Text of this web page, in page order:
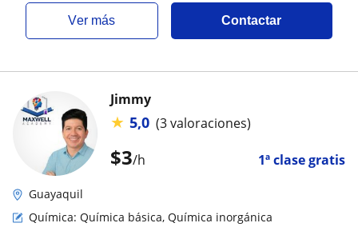
ver más Contactar
$3/h 1ª clase gratis
Jimmy
★ 5,0 (3 valoraciones)
Guayaquil
Química: Química básica, Química inorgánica